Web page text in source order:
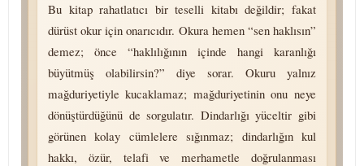
Bu kitap rahatlatıcı bir teselli kitabı değildir; fakat
dürüst okur için onarıcıdır. Okura hemen “sen haklısın”
demez; önce “haklılığının içinde hangi karanlığı
büyütmüş olabilirsin?” diye sorar. Okuru yalnız
mağduriyetiyle kucaklamaz; mağduriyetinin onu neye
dönüştürdüğünü de sorgulatır. Dindarlığı yüceltir gibi
görünen kolay cümlelere sığınmaz; dindarlığın kul
hakkı, özür, telafi ve merhametle doğrulanması